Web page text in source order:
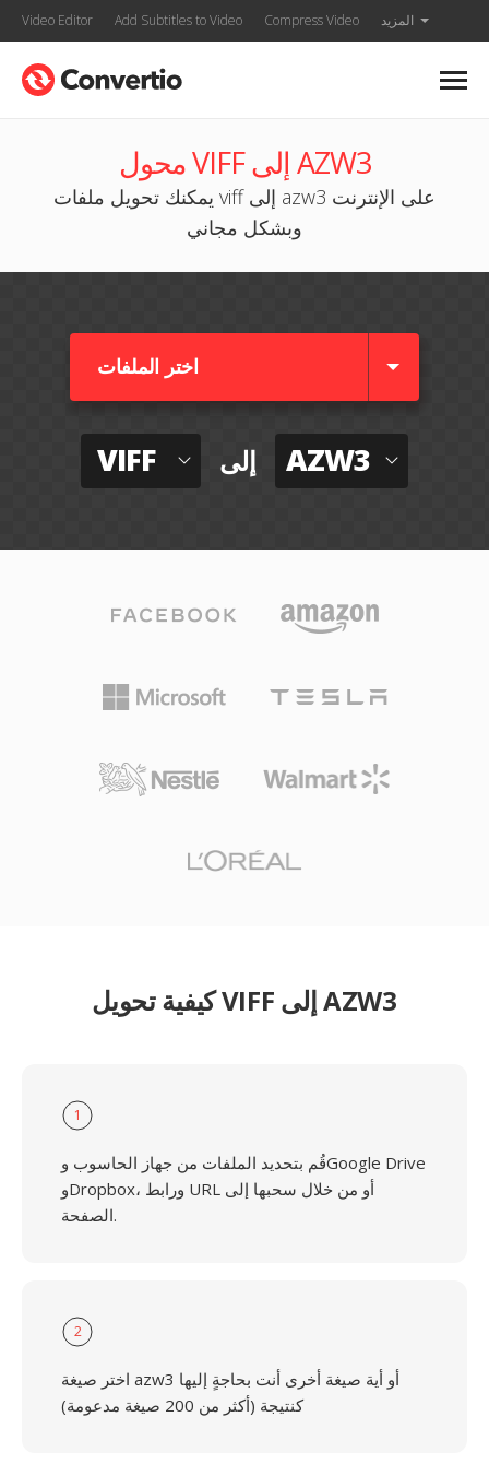
Video Editor Add Subtitles to Video Compress Video المزيد
محول VIFF إلى AZW3
يمكنك تحويل ملفات viff إلى azw3 على الإنترنت
وبشكل مجاني
اختر الملفات
VIFF إلى AZW3
كيفية تحويل VIFF إلى AZW3
1
قُم بتحديد الملفات من جهاز الحاسوب وGoogle Drive
وDropbox، ورابط URL أو من خلال سحبها إلى
الصفحة.
2
اختر صيغة azw3 أو أية صيغة أخرى أنت بحاجةٍ إليها
كنتيجة (أكثر من 200 صيغة مدعومة)